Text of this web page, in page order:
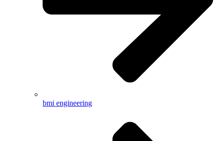
bmi engineering